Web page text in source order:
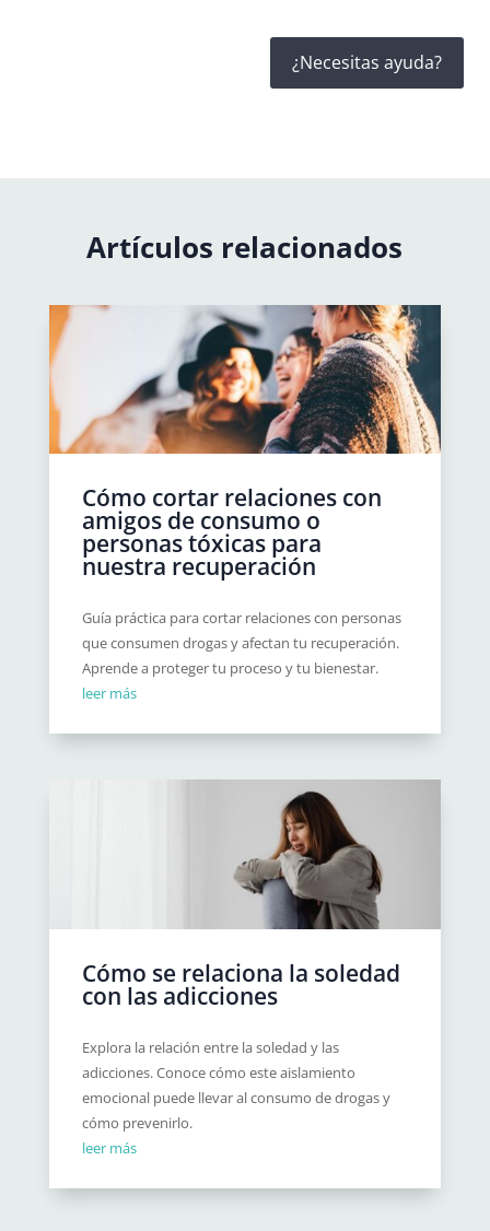
¿Necesitas ayuda?
Artículos relacionados
Cómo cortar relaciones con
amigos de consumo o
personas tóxicas para
nuestra recuperación
Guía práctica para cortar relaciones con personas
que consumen drogas y afectan tu recuperación.
Aprende a proteger tu proceso y tu bienestar.
leer más
Cómo se relaciona la soledad
con las adicciones
Explora la relación entre la soledad y las
adicciones. Conoce cómo este aislamiento
emocional puede llevar al consumo de drogas y
cómo prevenirlo.
leer más